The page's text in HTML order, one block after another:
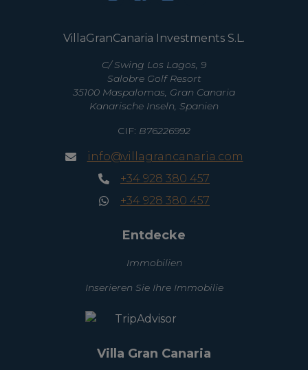
VillaGranCanaria Investments S.L.
C/ Swing Los Lagos, 9
Salobre Golf Resort
35100 Maspalomas, Gran Canaria
Kanarische Inseln, Spanien
CIF: B76226992
info@villagrancanaria.com
+34 928 380 457
+34 928 380 457
Entdecke
Immobilien
Inserieren Sie Ihre Immobilie
Villa Gran Canaria